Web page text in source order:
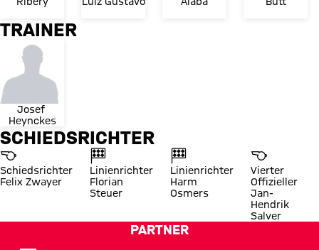
TRAINER
Josef
Heynckes
SCHIEDSRICHTER
Schiedsrichter
Felix Zwayer
Linienrichter
Florian
Steuer
Linienrichter
Harm
Osmers
Vierter
Offizieller
Jan-
Hendrik
Salver
PARTNER